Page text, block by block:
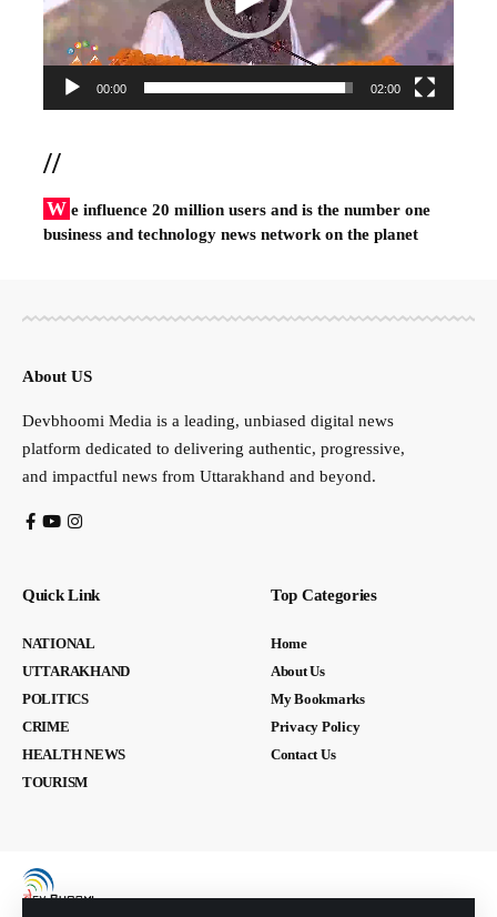
00:00 02:00
//
W e influence 20 million users and is the number one
business and technology news network on the planet
About US
Devbhoomi Media is a leading, unbiased digital news
platform dedicated to delivering authentic, progressive,
and impactful news from Uttarakhand and beyond.
Quick Link
NATIONAL
UTTARAKHAND
POLITICS
CRIME
HEALTH NEWS
TOURISM
Top Categories
Home
About Us
My Bookmarks
Privacy Policy
Contact Us